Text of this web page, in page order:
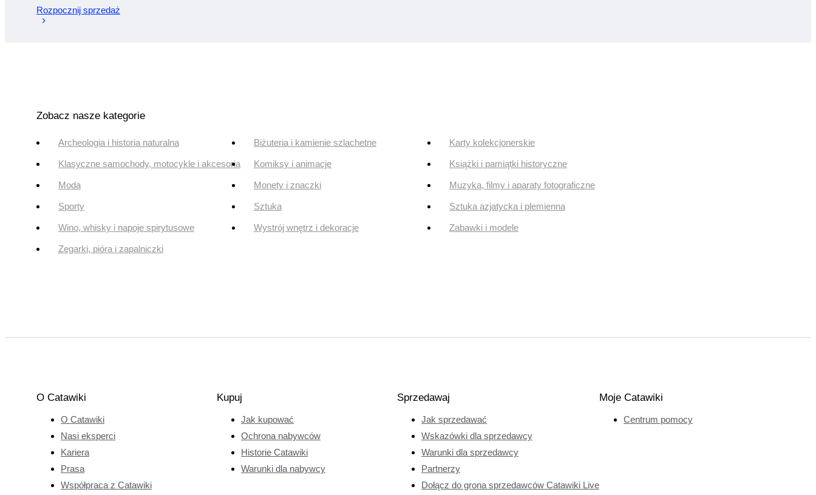
Rozpocznij sprzedaż
Zobacz nasze kategorie
Archeologia i historia naturalna Biżuteria i kamienie szlachetne Karty kolekcjonerskie
Klasyczne samochody, motocykle i akcesoria Komiksy i animacje Książki i pamiątki historyczne
Moda Monety i znaczki Muzyka, filmy i aparaty fotograficzne
Sporty Sztuka Sztuka azjatycka i plemienna
Wino, whisky i napoje spirytusowe Wystrój wnętrz i dekoracje Zabawki i modele
Zegarki, pióra i zapalniczki
O Catawiki
O Catawiki
Nasi eksperci
Kariera
Prasa
Współpraca z Catawiki
Kupuj
Jak kupować
Ochrona nabywców
Historie Catawiki
Warunki dla nabywcy
Sprzedawaj
Jak sprzedawać
Wskazówki dla sprzedawcy
Warunki dla sprzedawcy
Partnerzy
Dołącz do grona sprzedawców Catawiki Live
Moje Catawiki
Centrum pomocy